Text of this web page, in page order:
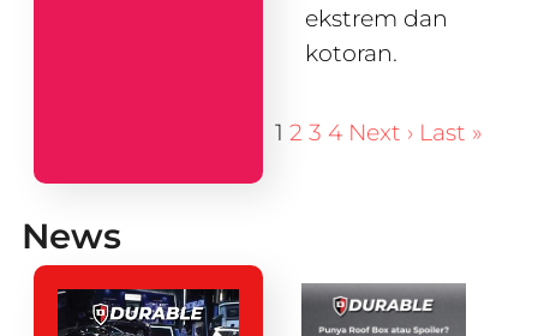
ekstrem dan
kotoran.
1 2 3 4 Next › Last »
News